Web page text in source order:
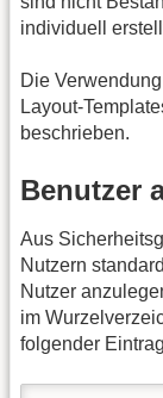
individuell
Die
Layout-
beschrieben.
Benutzer
Aus
Nutzern
Nutzer
im
folgender